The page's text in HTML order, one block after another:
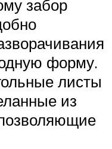
забор
форму.
листы
из